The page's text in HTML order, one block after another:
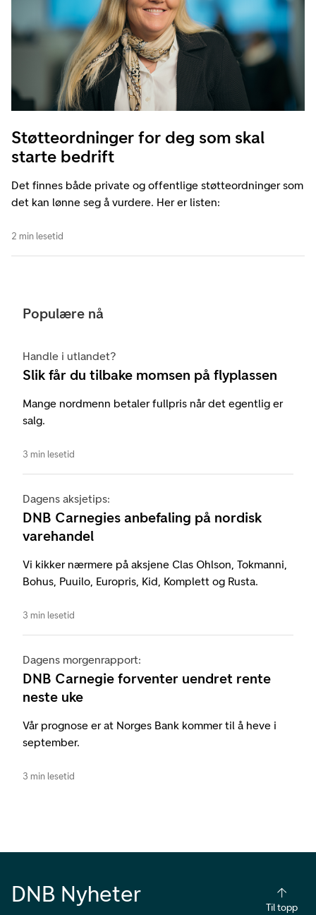
Støtteordninger for deg som skal
starte bedrift
Det finnes både private og offentlige støtteordninger som
det kan lønne seg å vurdere. Her er listen:
2 min lesetid
Populære nå
Handle i utlandet?
Slik får du tilbake momsen på flyplassen
Mange nordmenn betaler fullpris når det egentlig er
salg.
3 min lesetid
Dagens aksjetips:
DNB Carnegies anbefaling på nordisk
varehandel
Vi kikker nærmere på aksjene Clas Ohlson, Tokmanni,
Bohus, Puuilo, Europris, Kid, Komplett og Rusta.
3 min lesetid
Dagens morgenrapport:
DNB Carnegie forventer uendret rente
neste uke
Vår prognose er at Norges Bank kommer til å heve i
september.
3 min lesetid
DNB Nyheter
Til topp